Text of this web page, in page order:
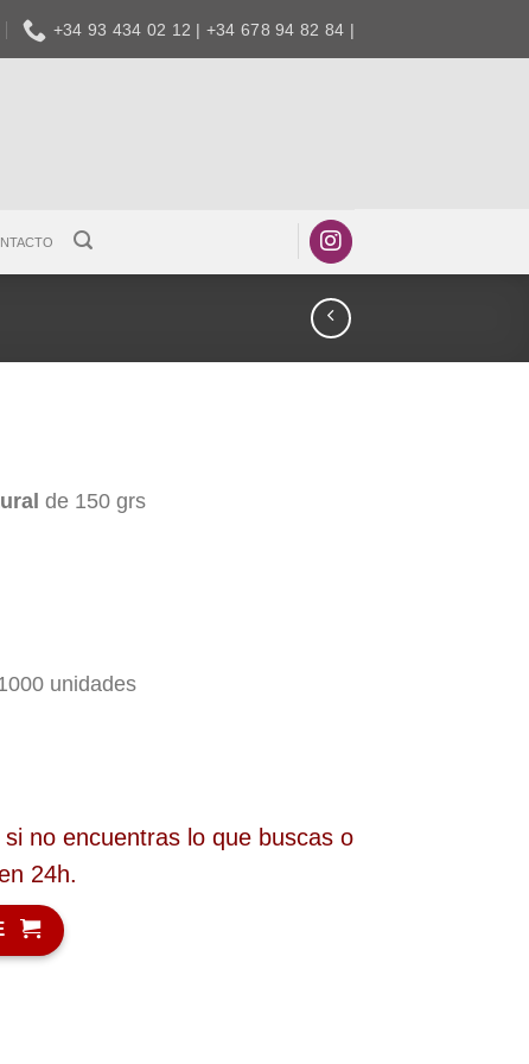
+34 93 434 02 12 | +34 678 94 82 84 |
de 150 grs
unidades
no encuentras lo que buscas o
24h.